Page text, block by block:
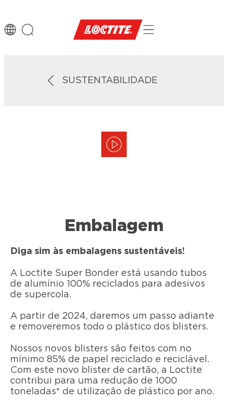
SUSTENTABILIDADE
Embalagem
Diga sim às embalagens sustentáveis!
A Loctite Super Bonder está usando tubos
de alumínio 100% reciclados para adesivos
de supercola.
A partir de 2024, daremos um passo adiante
e removeremos todo o plástico dos blisters.
Nossos novos blisters são feitos com no
mínimo 85% de papel reciclado e reciclável.
Com este novo blister de cartão, a Loctite
contribui para uma redução de 1000
toneladas* de utilização de plástico por ano.